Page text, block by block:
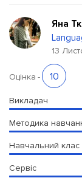
Яна
13
Оцінка - 10
Викладач
Методика
Навчальний клас
Сервіс